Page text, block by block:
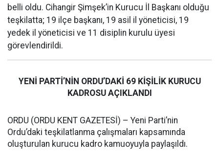
belli oldu. Cihangir Şimşek’in Kurucu İl Başkanı olduğu
teşkilatta; 19 ilçe başkanı, 19 asil il yöneticisi, 19
yedek il yöneticisi ve 11 disiplin kurulu üyesi
görevlendirildi.
YENİ PARTİ’NİN ORDU’DAKİ 69 KİŞİLİK KURUCU
KADROSU AÇIKLANDI
ORDU (ORDU KENT GAZETESİ) – Yeni Parti’nin
Ordu’daki teşkilatlanma çalışmaları kapsamında
oluşturulan kurucu kadro kamuoyuyla paylaşıldı.